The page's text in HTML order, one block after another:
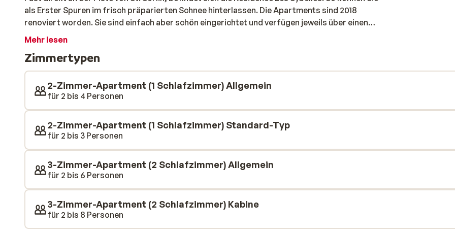
als Erster Spuren im frisch präparierten Schnee hinterlassen. Die Apartments sind 2018
renoviert worden. Sie sind einfach aber schön eingerichtet und verfügen jeweils über einen
Balkon oder eine Terrasse. Hier können Sie sich mittags toll nach einem sportlichen Tag auf der
Mehr lesen
Zimmertypen
2-Zimmer-Apartment (1 Schlafzimmer) Allgemein
für 2 bis 4 Personen
2-Zimmer-Apartment (1 Schlafzimmer) Standard-Typ
für 2 bis 3 Personen
3-Zimmer-Apartment (2 Schlafzimmer) Allgemein
für 2 bis 6 Personen
3-Zimmer-Apartment (2 Schlafzimmer) Kabine
für 2 bis 8 Personen